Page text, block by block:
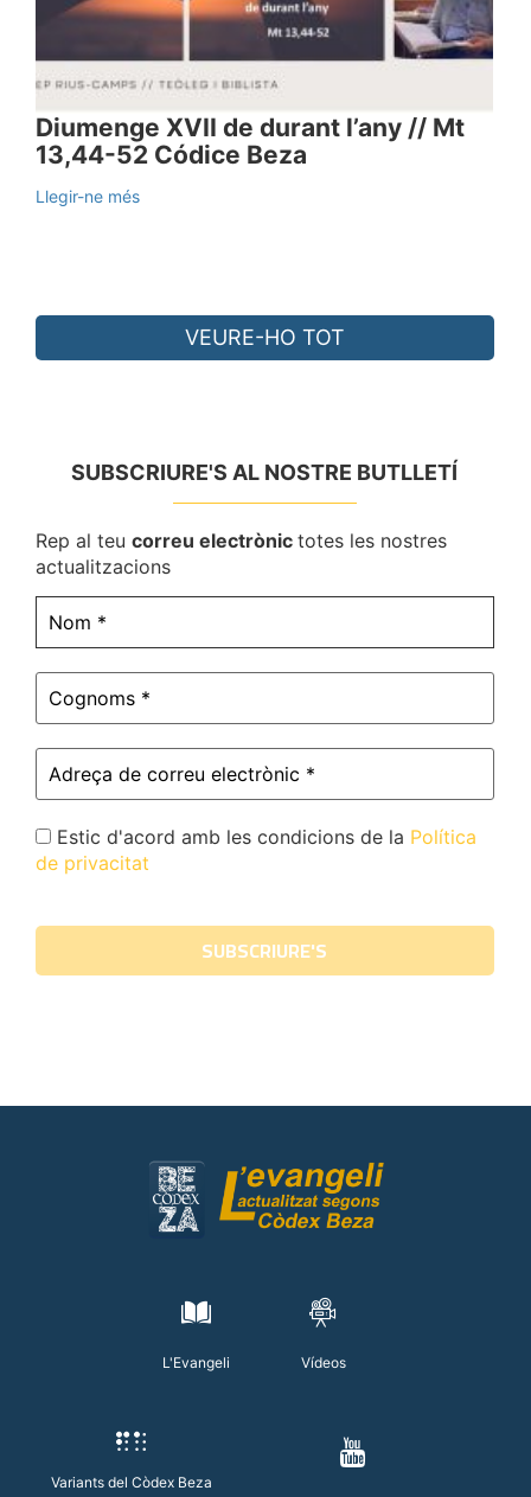
Diumenge XVII de durant l’any // Mt
13,44-52 Códice Beza
Llegir-ne més
VEURE-HO TOT
SUBSCRIURE'S AL NOSTRE BUTLLETÍ
Rep al teu correu electrònic totes les nostres
actualitzacions
Estic d'acord amb les condicions de la Política
de privacitat
L'Evangeli Vídeos
Variants del Còdex Beza